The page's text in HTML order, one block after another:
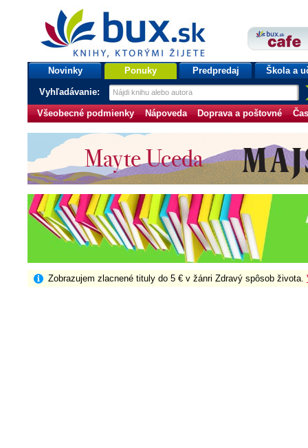
bux.sk
knihy, ktorými žijete
Úvodná stránka
Novinky Ponuky Predpredaj Škola a
Vyhľadávanie:
Všeobecné podmienky Nápoveda Doprava a poštovné
Zobrazujem zlacnené tituly do 5 € v žánri Zdravý spôsob života.